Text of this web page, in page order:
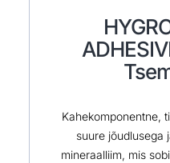
Kahekomponentne,
suure jõudlusega
mineraalliim, mis